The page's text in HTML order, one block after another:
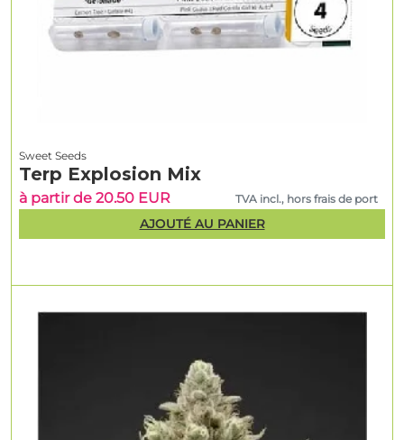
Sweet Seeds
Terp Explosion Mix
à partir de 20.50 EUR TVA incl., hors frais de port
AJOUTÉ AU PANIER